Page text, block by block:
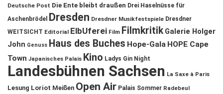
Deutsche Post Die Ente bleibt draußen Drei Haselnüsse für
Aschenbrödel
Dresden Dresdner Musikfestspiele Dresdner
WEITSICHT Editorial ElbUferei Film Filmkritik Galerie Holger
John Genuss Haus des Buches Hope-Gala HOPE Cape
Town Japanisches Palais Kino Ladys Gin Night
Landesbühnen Sachsen La Saxe à Paris
Lesung Loriot Meißen Open Air Palais Sommer Radebeul